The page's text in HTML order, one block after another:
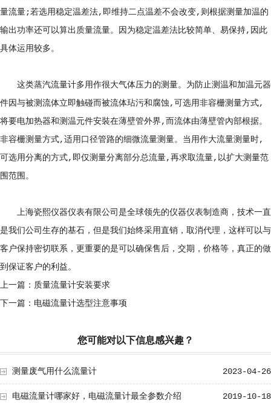
量流量;若选用稳定温差法,即维持二点温差不会改变,则根据测量加温的
输出功率还可以算出质量流量。因为稳定温差法比较简单、易保持,因此
具体运用较多。
这类蒸汽流量计多用作很大气体压力的测量。为防止测温和加温元器
件因与被测流体立即触碰而被流体玷污和腐蚀,可选用非容栅测量方式,
将要电加热器和测温元件安裝在薄壁管外界,而流体由薄壁管內部根据。
非容栅测量方式,适用口径管路的细微流量测量。当用作大流量测量时,
可选用分离的方式,即仅测量分离部分总流量,再求取流量,以扩大测量范
围范围。
上海瓷熙仪器仪表有限公司是全球领先的仪器仪表制造商，技术一直
是我们公司生存的基石，但是我们始终采用直销，取消代理，这样可以与
客户保持密切联系，更重要的是可以确保售后，交期，价格等，真正的做
到保证客户的利益。
上一篇： 质量流量计安装要求
下一篇： 电磁流量计选型注意事项
您可能对以下信息感兴趣？
2023-04-26
测量废气用什么流量计
2019-10-18
电磁流量计哪家好，电磁流量计最全参数介绍